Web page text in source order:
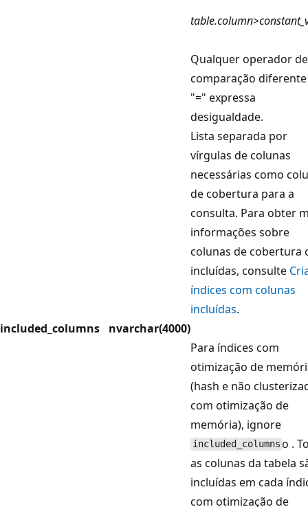
table.column>
Qualquer operador de
comparação
"=" expressa
desigualdade.
included_columns nvarchar(4000)
Lista separada por
vírgulas de colunas
necessárias como
de cobertura para a
consulta. Para obter
informações sobre
colunas de cobertura
incluídas, consulte
índices com colunas
incluídas.
Para índices com
otimização de
(hash e não
com otimização de
memória), ignore
included_columns o .
as colunas da tabela
incluídas em cada
com otimização de